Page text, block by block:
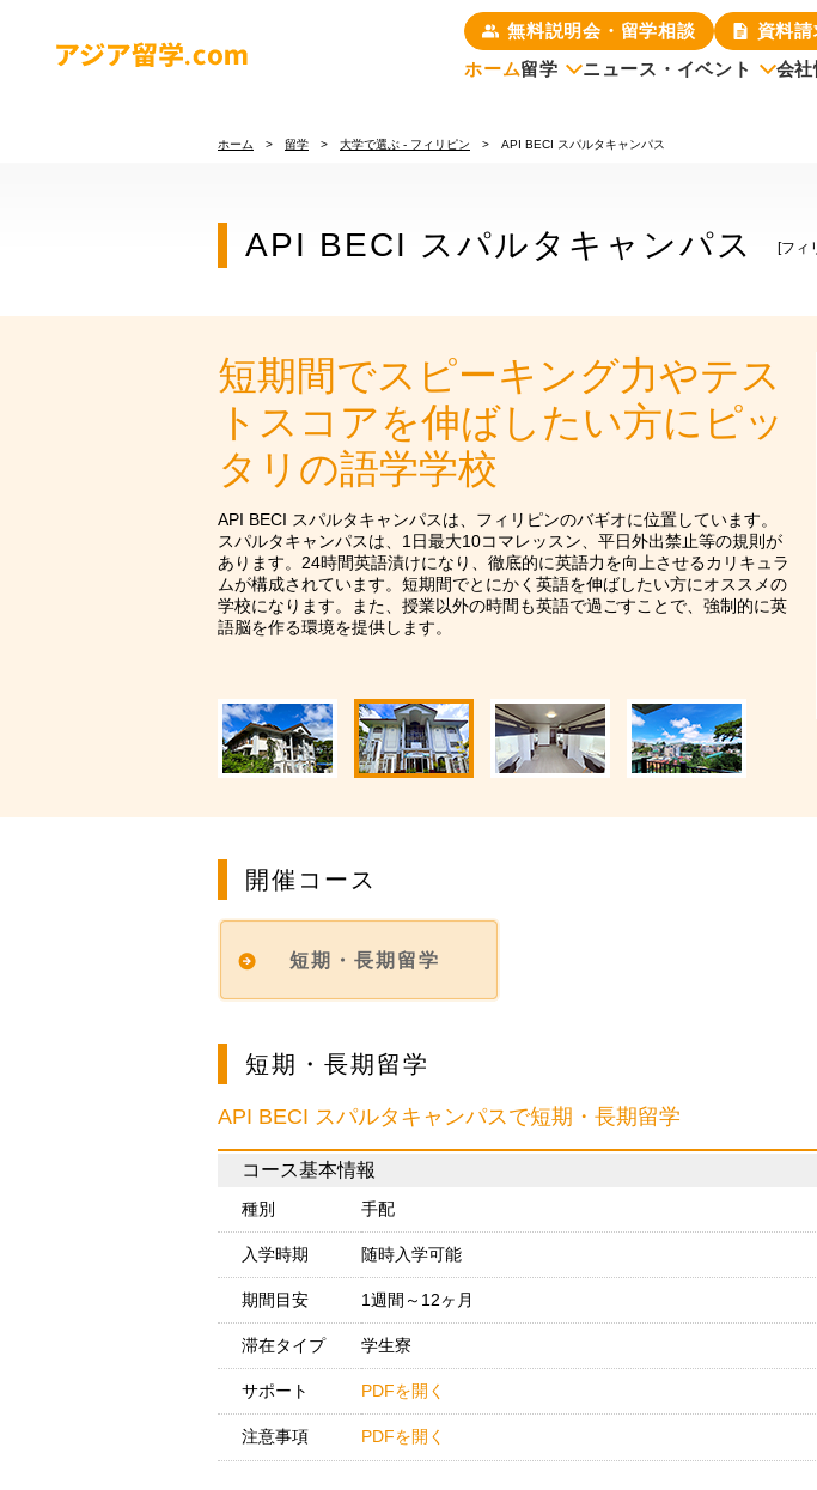
無料説明会・留学相談 資料請
ホーム留学
留学について
お申込みの流れ
コースで選ぶ
短期・長期留学
編入コース
パッケージプラン
いつでも出発可能
（マンツーマン）
いつでも出発可能
（グループレッスン）
韓国学部留学（正規留学）
ニュース・イベント
ニュース
会社
ホーム > 留学 > 大学で選ぶ - フィリピン > API BECI スパルタキャンパス
API BECI スパルタキャンパス [フィ
短期間でスピーキング力やテス
トスコアを伸ばしたい方にピッ
タリの語学学校
API BECI スパルタキャンパスは、フィリピンのバギオに位置しています。
スパルタキャンパスは、1日最大10コマレッスン、平日外出禁止等の規則が
あります。24時間英語漬けになり、徹底的に英語力を向上させるカリキュラ
ムが構成されています。短期間でとにかく英語を伸ばしたい方にオススメの
学校になります。また、授業以外の時間も英語で過ごすことで、強制的に英
語脳を作る環境を提供します。
開催コース
短期・長期留学
短期・長期留学
API BECI スパルタキャンパスで短期・長期留学
コース基本情報
種別 手配
入学時期 随時入学可能
期間目安 1週間～12ヶ月
滞在タイプ 学生寮
サポート PDFを開く
注意事項 PDFを開く